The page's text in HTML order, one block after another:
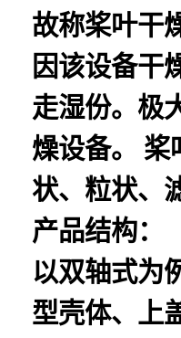
故称桨叶干
因该设备干
走湿份。极
燥设备。 桨
状、粒状、
产品结构：
以双轴式为
型壳体、上